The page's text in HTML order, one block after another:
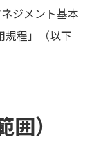
ジメント基本
規程」（以下
）